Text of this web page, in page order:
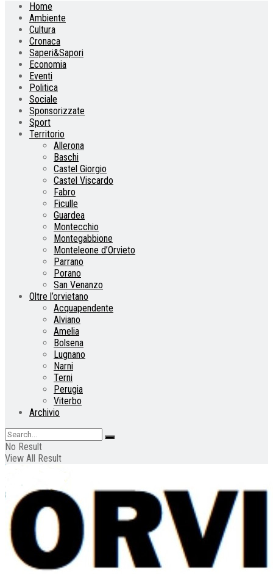
Home
Ambiente
Cultura
Cronaca
Saperi&Sapori
Economia
Eventi
Politica
Sociale
Sponsorizzate
Sport
Territorio
Allerona
Baschi
Castel Giorgio
Castel Viscardo
Fabro
Ficulle
Guardea
Montecchio
Montegabbione
Monteleone d’Orvieto
Parrano
Porano
San Venanzo
Oltre l’orvietano
Acquapendente
Alviano
Amelia
Bolsena
Lugnano
Narni
Terni
Perugia
Viterbo
Archivio
No Result
View All Result